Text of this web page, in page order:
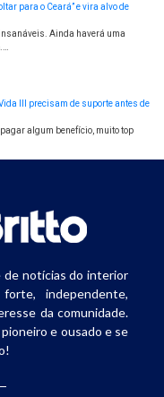
para o Ceará” e vira alvo de
Ainda haverá uma
III precisam de suporte antes de
algum benefício, muito top
de notícias do interior
independente,
da comunidade.
e ousado e se